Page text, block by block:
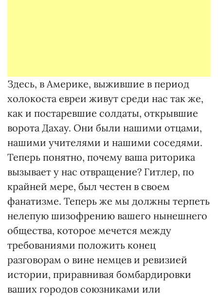
Здесь, в Америке, выжившие в период
холокоста евреи живут среди нас так же,
как и постаревшие солдаты, открывшие
ворота Дахау. Они были нашими отцами,
нашими учителями и нашими соседями.
Теперь понятно, почему ваша риторика
вызывает у нас отвращение? Гитлер, по
крайней мере, был честен в своем
фанатизме. Теперь же мы должны терпеть
нелепую шизофрению вашего нынешнего
общества, которое мечется между
требованиями положить конец
разговорам о вине немцев и ревизией
истории, приравнивая бомбардировки
ваших городов союзниками или